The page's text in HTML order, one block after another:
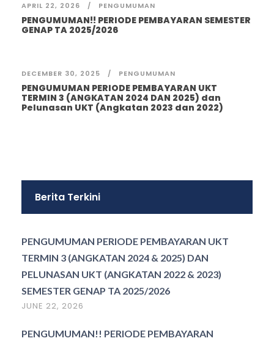
APRIL 22, 2026 PENGUMUMAN
PENGUMUMAN!! PERIODE PEMBAYARAN SEMESTER
GENAP TA 2025/2026
DECEMBER 30, 2025 PENGUMUMAN
PENGUMUMAN PERIODE PEMBAYARAN UKT
TERMIN 3 (ANGKATAN 2024 DAN 2025) dan
Pelunasan UKT (Angkatan 2023 dan 2022)
Berita Terkini
PENGUMUMAN PERIODE PEMBAYARAN UKT
TERMIN 3 (ANGKATAN 2024 & 2025) DAN
PELUNASAN UKT (ANGKATAN 2022 & 2023)
SEMESTER GENAP TA 2025/2026
JUNE 22, 2026
PENGUMUMAN!! PERIODE PEMBAYARAN